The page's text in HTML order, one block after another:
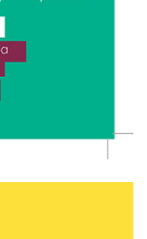
из Твери со